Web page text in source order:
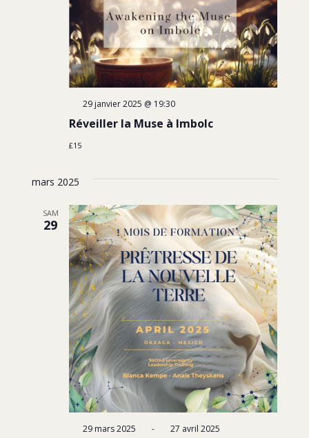
Réveiller la Muse à Imbolc
29 janvier 2025 @ 19:30
£15
mars 2025
SAM
29
29 mars 2025 - 27 avril 2025